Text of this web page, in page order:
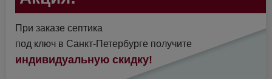
При заказе септика
под ключ в Санкт-Петербурге получите
индивидуальную скидку!